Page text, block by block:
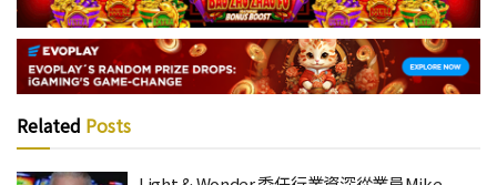
Related Posts